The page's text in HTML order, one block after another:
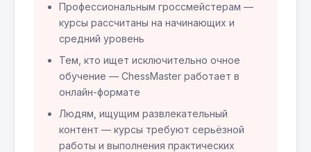
Профессиональным гроссмейстерам —
курсы рассчитаны на начинающих и
средний уровень
Тем, кто ищет исключительно очное
обучение — ChessMaster работает в
онлайн-формате
Людям, ищущим развлекательный
контент — курсы требуют серьёзной
работы и выполнения практических